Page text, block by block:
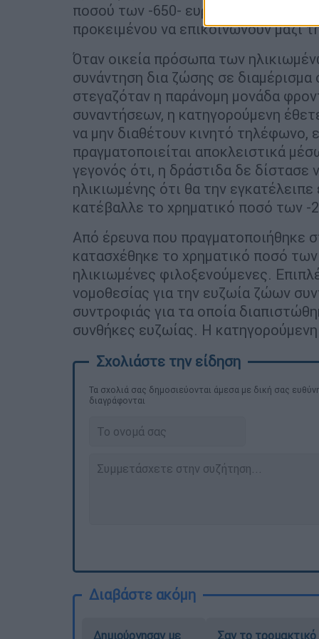
ποσού των -650- ευρώ μηνιαίως,
προκειμένου να επικοινωνούν μαζί
Όταν οικεία πρόσωπα των
συνάντηση δια ζώσης σε
στεγαζόταν η παράνομη μονάδα
συναντήσεων, η κατηγορούμενη
να μην διαθέτουν κινητό τηλέφωνο,
πραγματοποιείται αποκλειστικά
γεγονός ότι, η δράστιδα δε δίστασε
ηλικιωμένης ότι θα την
κατέβαλλε το χρηματικό ποσό των -
Από έρευνα που πραγματοποιήθηκε
κατασχέθηκε το χρηματικό ποσό
ηλικιωμένες φιλοξενούμενες.
νομοθεσίας για την ευζωία ζώων
συντροφιάς για τα οποία
συνθήκες ευζωίας. Η
Τα σχολιά σας δημοσιεύονται άμεσα με δική σας
διαγράφονται
Διαβάστε ακόμη
Δημιούργησαν με Σαν το τρομακτικό